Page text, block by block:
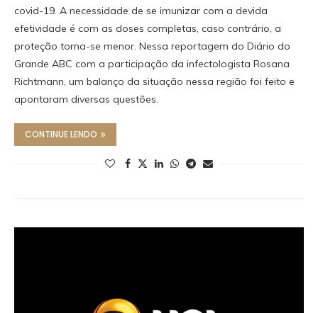
covid-19. A necessidade de se imunizar com a devida
efetividade é com as doses completas, caso contrário, a
proteção torna-se menor. Nessa reportagem do Diário do
Grande ABC com a participação da infectologista Rosana
Richtmann, um balanço da situação nessa região foi feito e
apontaram diversas questões.
CONTINUE LENDO